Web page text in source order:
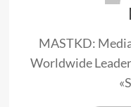
MASTKD:
Worldwide